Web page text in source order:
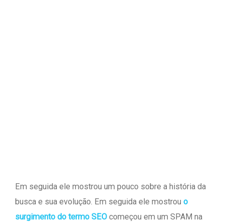
Em seguida ele mostrou um pouco sobre a história da
busca e sua evolução. Em seguida ele mostrou o
surgimento do termo SEO começou em um SPAM na